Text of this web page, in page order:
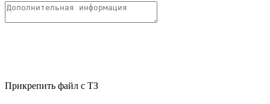
Прикрепить файл с ТЗ